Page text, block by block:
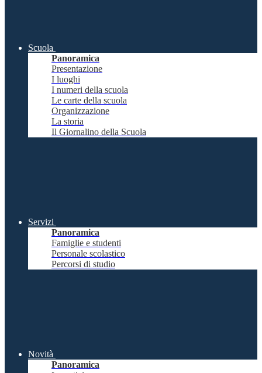
Scuola
Panoramica
Presentazione
I luoghi
I numeri della scuola
Le carte della scuola
Organizzazione
La storia
Il Giornalino della Scuola
Servizi
Panoramica
Famiglie e studenti
Personale scolastico
Percorsi di studio
Novità
Panoramica